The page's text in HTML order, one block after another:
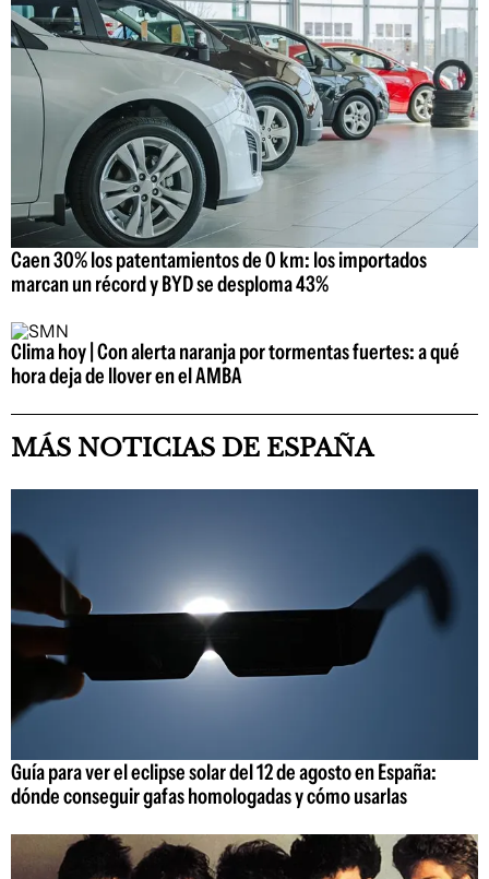
Caen 30% los patentamientos de 0 km: los importados
marcan un récord y BYD se desploma 43%
Clima hoy | Con alerta naranja por tormentas fuertes: a qué
hora deja de llover en el AMBA
MÁS NOTICIAS DE ESPAÑA
Guía para ver el eclipse solar del 12 de agosto en España:
dónde conseguir gafas homologadas y cómo usarlas